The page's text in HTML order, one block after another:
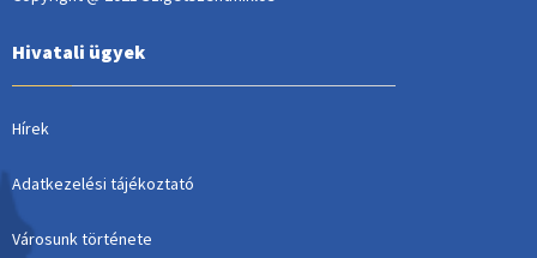
Hivatali ügyek
Hírek
Adatkezelési tájékoztató
Városunk története